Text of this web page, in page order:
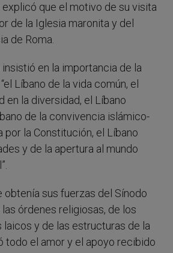
explicó que el motivo de su visita
de la Iglesia maronita y del
de Roma.
en la importancia de la
Líbano de la vida común, el
en la diversidad, el Líbano
de la convivencia islámico-
la Constitución, el Líbano
y de la apertura al mundo
obtenía sus fuerzas del Sínodo
órdenes religiosas, de los
y de las estructuras de la
todo el amor y el apoyo recibido